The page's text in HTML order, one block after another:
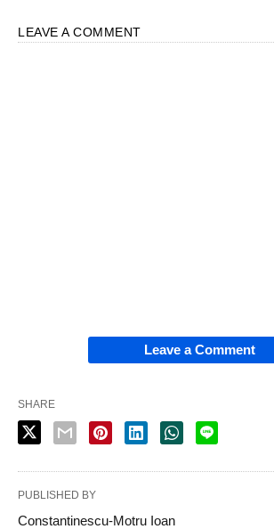
LEAVE A COMMENT
Leave a Comment
SHARE
PUBLISHED BY
Constantinescu-Motru Ioan